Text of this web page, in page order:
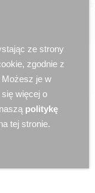
ze strony
zgodnie z
Możesz je w
więcej o
politykę
tej stronie.